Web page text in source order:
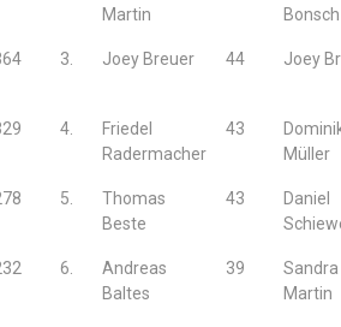
Martin
Bonsch
3. Joey Breuer 44 Joey
4.
Friedel
Radermacher
43
Müller
5.
Thomas
Beste
43
Daniel
6.
Andreas
Baltes
39
Sandra
Martin